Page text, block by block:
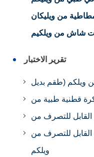
من ويليكان
تقرير الاختبار
القابل للتصرف من
ويلكم